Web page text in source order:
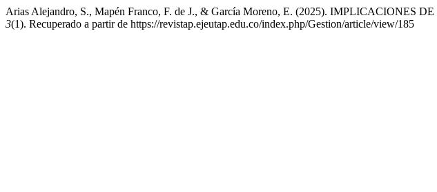
Arias Alejandro, S., Mapén Franco, F. de J., & García Moreno, E. (2025).
3(1). Recuperado a partir de https://revistap.ejeutap.edu.co/index.php/Gestion/article/view/185